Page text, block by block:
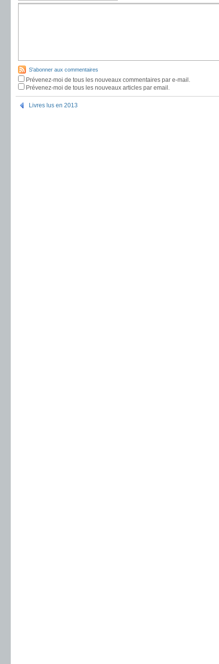
S'abonner aux commentaires
Prévenez-moi de tous les nouveaux commentaires par e-mail.
Prévenez-moi de tous les nouveaux articles par email.
Livres lus en 2013